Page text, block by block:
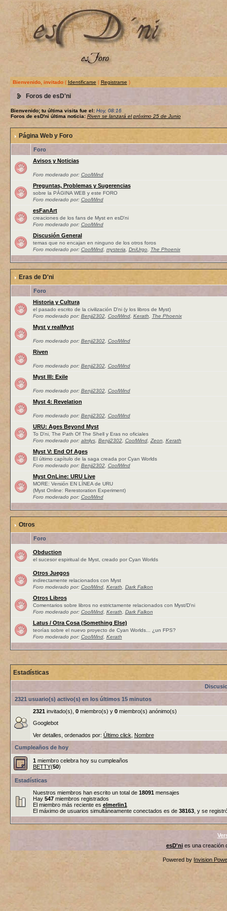
Bienvenido, invitado( Identificarse | Registrarse )
Foros de esD'ni
Bienvenido; tu última visita fue el: Hoy, 08:16
Foros de esD'ni última noticia: Riven se lanzará el próximo 25 de Junio
Página Web y Foro
Foro
Avisos y Noticias
Foro moderado por: CoolWind
Preguntas, Problemas y Sugerencias
sobre la PÁGINA WEB y este FORO
Foro moderado por: CoolWind
esFanArt
creaciones de los fans de Myst en esD'ni
Foro moderado por: CoolWind
Discusión General
temas que no encajan en ninguno de los otros foros
Foro moderado por: CoolWind, mysteria DniUrgo, The Phoenix
Eras de D'ni
Foro
Historia y Cultura
el pasado escrito de la civilización D'ni (y los libros de Myst)
Foro moderado por: Benji2302, CoolWind, Kerath The Phoenix
Myst y realMyst
Foro moderado por: Benji2302, CoolWind
Riven
Foro moderado por: Benji2302, CoolWind
Myst III: Exile
Foro moderado por: Benji2302, CoolWind
Myst 4: Revelation
Foro moderado por: Benji2302, CoolWind
URU: Ages Beyond Myst
To D'ni, The Path Of The Shell y Eras no oficiales
Foro moderado por: almlys, Benji2302, CoolWind, Zeon Kerath
Myst V: End Of Ages
El último capítulo de la saga creada por Cyan Worlds
Foro moderado por: Benji2302, CoolWind
Myst OnLine: URU Live
MORE: Versión EN LÍNEA de URU
(Myst Online: Rerestoration Experiment)
Foro moderado por: CoolWind
Otros
Foro
Obduction
el sucesor espiritual de Myst, creado por Cyan Worlds
Otros Juegos
indirectamente relacionados con Myst
Foro moderado por: CoolWind, Kerath Dark Falkon
Otros Libros
Comentarios sobre libros no estrictamente relacionados con Myst/D'ni
Foro moderado por: CoolWind, Kerath Dark Falkon
Latus / Otra Cosa (Something Else)
teorías sobre el nuevo proyecto de Cyan Worlds... ¿un FPS?
Foro moderado por: CoolWind, Kerath
Estadísticas
2321 usuario(s) activo(s) en los últimos 15 minutos
2321invitado(s), 0miembro(s) y 0miembro(s) anónimo(s)
Googlebot
Ver detalles, ordenados por: Último click
Nombre
Cumpleaños de hoy
1miembro celebra hoy su cumpleaños
BETTY(50)
Estadísticas
Nuestros miembros han escrito un total de 18091mensajes
Hay 547miembros registrados
El miembro más reciente es elmerlin1
El máximo de usuarios simultáneamente conectados es de 38163, y se
esD'nies una creación
Powered by Invision